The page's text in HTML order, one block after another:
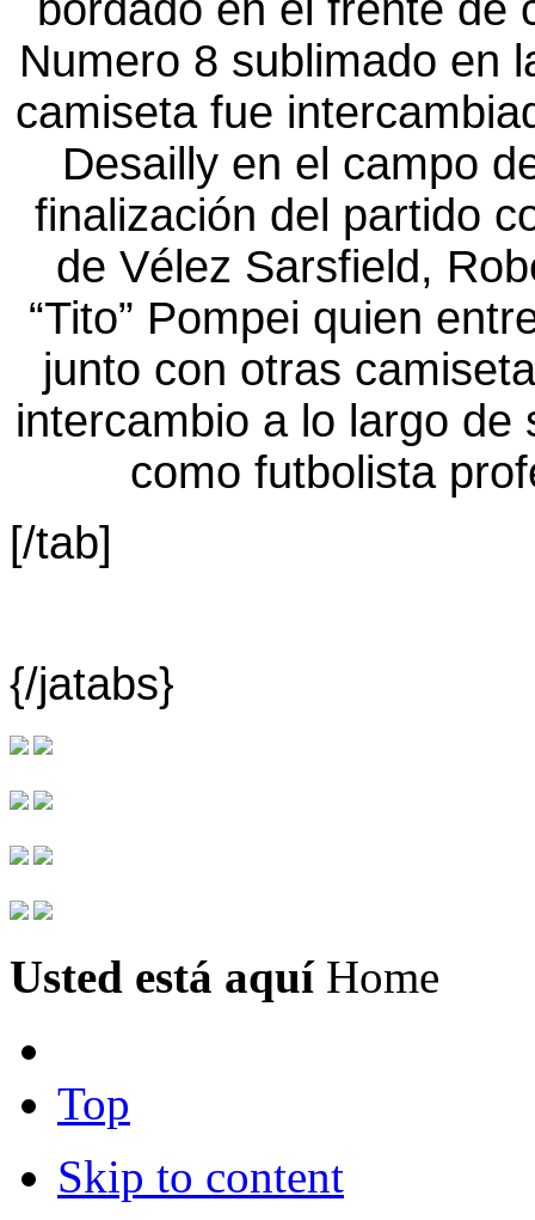
[/tab]
{/jatabs}
Usted está aquí Home
Top
Skip to content